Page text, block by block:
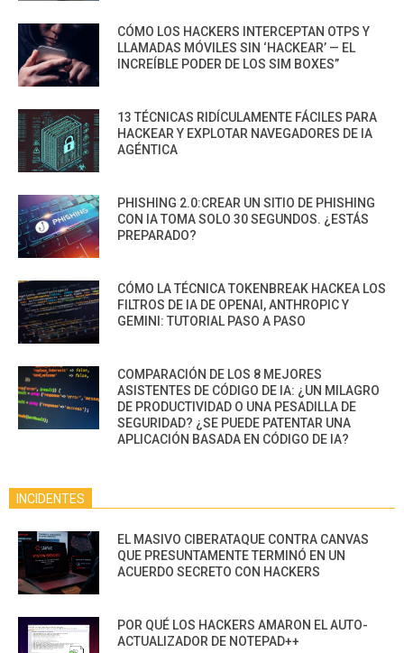
CÓMO LOS HACKERS INTERCEPTAN OTPS Y
LLAMADAS MÓVILES SIN ‘HACKEAR’ — EL
INCREÍBLE PODER DE LOS SIM BOXES”
13 TÉCNICAS RIDÍCULAMENTE FÁCILES PARA
HACKEAR Y EXPLOTAR NAVEGADORES DE IA
AGÉNTICA
PHISHING 2.0:CREAR UN SITIO DE PHISHING
CON IA TOMA SOLO 30 SEGUNDOS. ¿ESTÁS
PREPARADO?
CÓMO LA TÉCNICA TOKENBREAK HACKEA LOS
FILTROS DE IA DE OPENAI, ANTHROPIC Y
GEMINI: TUTORIAL PASO A PASO
COMPARACIÓN DE LOS 8 MEJORES
ASISTENTES DE CÓDIGO DE IA: ¿UN MILAGRO
DE PRODUCTIVIDAD O UNA PESADILLA DE
SEGURIDAD? ¿SE PUEDE PATENTAR UNA
APLICACIÓN BASADA EN CÓDIGO DE IA?
INCIDENTES
EL MASIVO CIBERATAQUE CONTRA CANVAS
QUE PRESUNTAMENTE TERMINÓ EN UN
ACUERDO SECRETO CON HACKERS
POR QUÉ LOS HACKERS AMARON EL AUTO-
ACTUALIZADOR DE NOTEPAD++